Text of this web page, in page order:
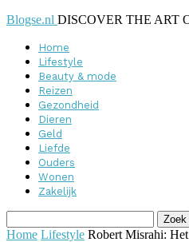
Blogse.nl DISCOVER THE ART
Home
Lifestyle
Beauty & mode
Reizen
Gezondheid
Dieren
Geld
Liefde
Ouders
Wonen
Zakelijk
Home Lifestyle Robert Misrahi: